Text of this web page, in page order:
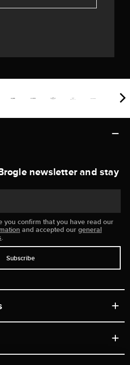
newsletter and stay
you confirm that you have read our
and accepted ourgeneral
.
Subscribe